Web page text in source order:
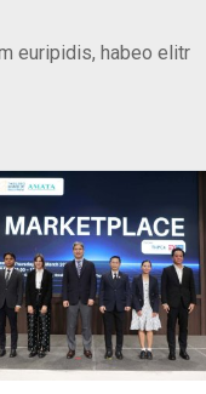
euripidis, habeo elitr